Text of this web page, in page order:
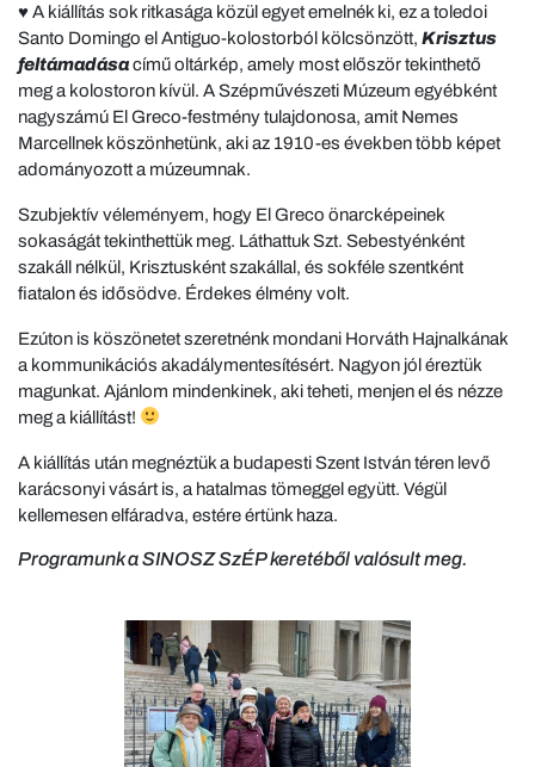
♥ A kiállítás sok ritkasága közül egyet emelnék ki, ez a toledoi
Santo Domingo el Antiguo-kolostorból kölcsönzött, Krisztus
feltámadásacímű oltárkép, amely most először tekinthető
meg a kolostoron kívül. A Szépművészeti Múzeum egyébként
nagyszámú El Greco-festmény tulajdonosa, amit Nemes
Marcellnek köszönhetünk, aki az 1910-es években több képet
adományozott a múzeumnak.
Szubjektív véleményem, hogy El Greco önarcképeinek
sokaságát tekinthettük meg. Láthattuk Szt. Sebestyénként
szakáll nélkül, Krisztusként szakállal, és sokféle szentként
fiatalon és idősödve. Érdekes élmény volt.
Ezúton is köszönetet szeretnénk mondani Horváth Hajnalkának
a kommunikációs akadálymentesítésért. Nagyon jól éreztük
magunkat. Ajánlom mindenkinek, aki teheti, menjen el és nézze
meg a kiállítást!
A kiállítás után megnéztük a budapesti Szent István téren levő
karácsonyi vásárt is, a hatalmas tömeggel együtt. Végül
kellemesen elfáradva, estére értünk haza.
Programunk a SINOSZ SzÉP keretéből valósult meg.